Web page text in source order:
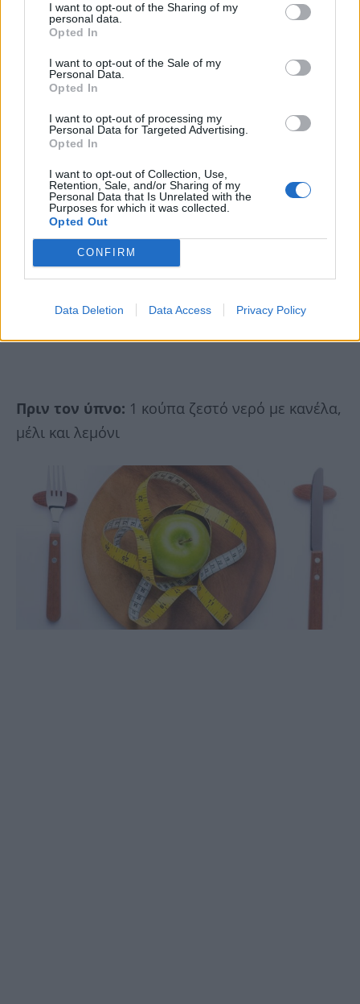
I want to opt-out of the Sharing of my
personal data.
Opted In
I want to opt-out of the Sale of my
Personal Data.
Opted In
I want to opt-out of processing my
Personal Data for Targeted Advertising.
Opted In
I want to opt-out of Collection, Use,
Retention, Sale, and/or Sharing of my
Personal Data that Is Unrelated with the
Purposes for which it was collected.
Opted Out
CONFIRM
Data Deletion Data Access Privacy Policy
Πριν τον ύπνο: 1 κούπα ζεστό νερό με κανέλα,
μέλι και λεμόνι